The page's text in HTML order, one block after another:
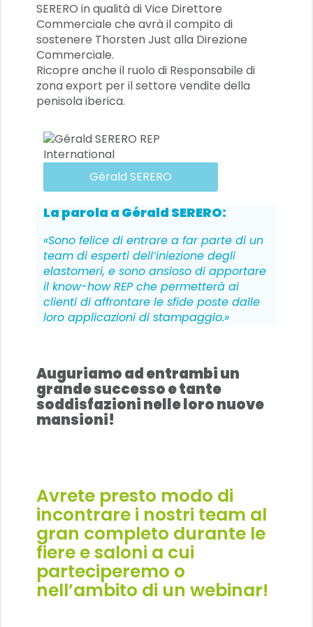
SERERO in qualità di Vice Direttore
Commerciale che avrà il compito di
sostenere Thorsten Just alla Direzione
Commerciale.
Ricopre anche il ruolo di Responsabile di
zona export per il settore vendite della
penisola iberica.
Gérald SERERO
La parola a Gérald SERERO:
«Sono felice di entrare a far parte di un
team di esperti dell’iniezione degli
elastomeri, e sono ansioso di apportare
il know-how REP che permetterà ai
clienti di affrontare le sfide poste dalle
loro applicazioni di stampaggio.»
Auguriamo ad entrambi un
grande successo e tante
soddisfazioni nelle loro nuove
mansioni!
Avrete presto modo di
incontrare i nostri team al
gran completo durante le
fiere e saloni a cui
parteciperemo o
nell’ambito di un webinar!